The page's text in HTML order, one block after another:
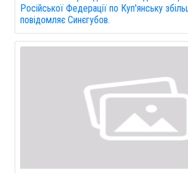
Російської Федерації по Куп'янську
повідомляє Синєгубов.